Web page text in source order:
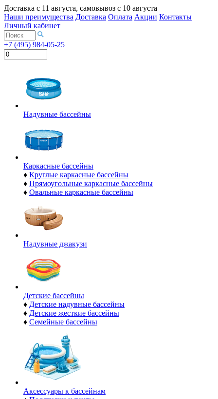
Доставка с 11 августа, самовывоз с 10 августа
Наши преимущества Доставка Оплата Акции Контакты
Личный кабинет
+7 (495) 984-05-25
Надувные бассейны
Каркасные бассейны
♦ Круглые каркасные бассейны
♦ Прямоугольные каркасные бассейны
♦ Овальные каркасные бассейны
Надувные джакузи
Детские бассейны
♦ Детские надувные бассейны
♦ Детские жесткие бассейны
♦ Семейные бассейны
Аксессуары к бассейнам